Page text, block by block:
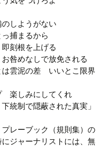
しようがない
捕まるから
刻根を上げる
咎めなしで放免される
は雲泥の差 いいとこ限界
楽しみにしてくれ
統制で隠蔽された真実」
プレーブック（規則集）の
ジャーナリストには、無